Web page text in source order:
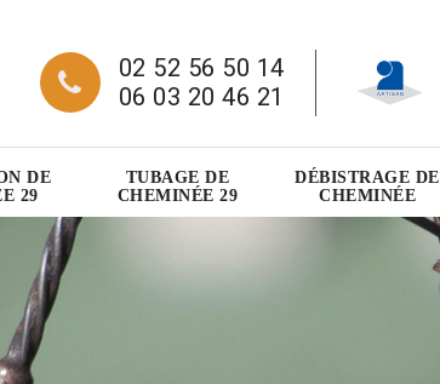
02 52 56 50 14
06 03 20 46 21
DE
29
TUBAGE DE
CHEMINÉE 29
DÉBISTRAGE DE
CHEMINÉE